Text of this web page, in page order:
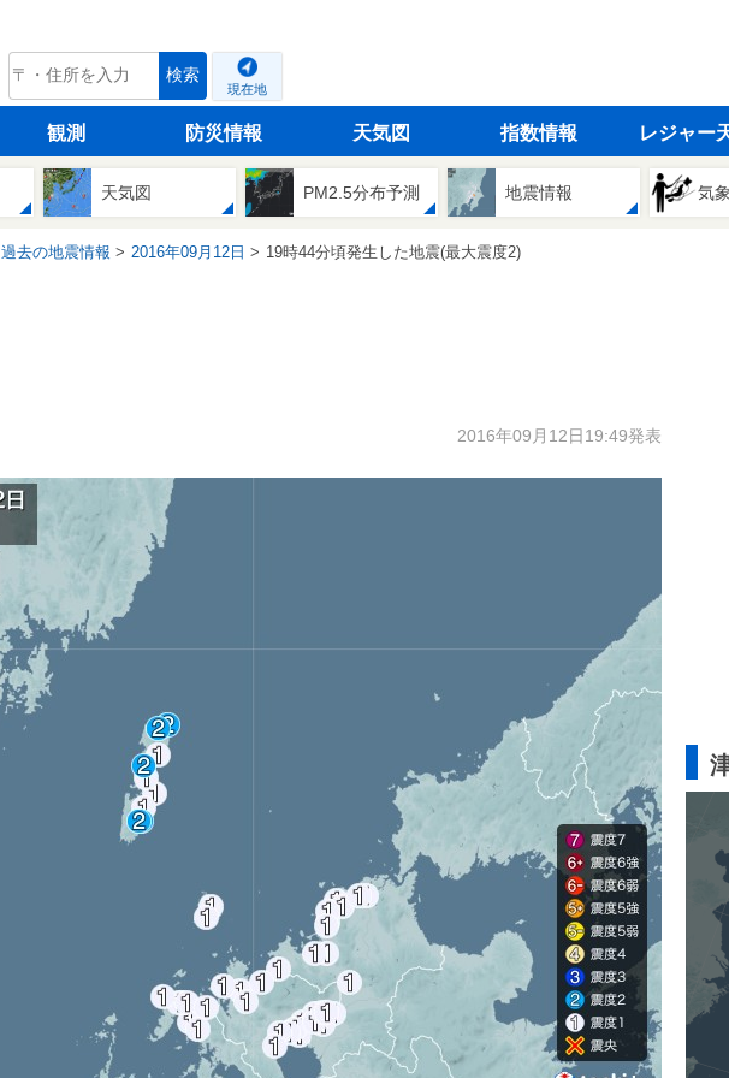
tenki.jp 検索
現在地
観測 防災情報 天気図 指数情報 レジャー
天気図 PM2.5分布予測 地震情報 気
過去の地震情報 2016年09月12日 19時44分頃発生した地震(最大震度2)
2016年09月12日19:49発表